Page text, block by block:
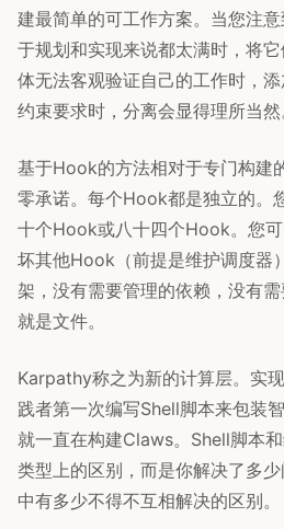
建最简单的可工作方案。当您注
于规划和实现来说都太满时，将
体无法客观验证自己的工作时，
约束要求时，分离会显得理所当然
基于Hook的方法相对于专门构建
零承诺。每个Hook都是独立的。
十个Hook或八十四个Hook。您
坏其他Hook（前提是维护调度器
架，没有需要管理的依赖，没有
就是文件。
Karpathy称之为新的计算层。实
践者第一次编写Shell脚本来包装
就一直在构建Claws。Shell脚本
类型上的区别，而是你解决了多
中有多少不得不互相解决的区别。